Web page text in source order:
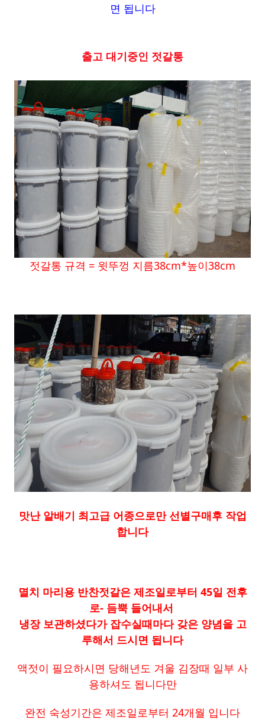
면 됩니다
출고 대기중인 젓갈통
젓갈통 규격 = 윗뚜껑 지름38cm*높이38cm
맛난 알배기 최고급 어종으로만 선별구매후 작업
합니다
멸치 마리용 반찬젓갈은 제조일로부터 45일 전후
로- 듬뿍 들어내서
냉장 보관하셨다가 잡수실때마다 갖은 양념을 고
루해서 드시면 됩니다
액젓이 필요하시면 당해년도 겨울 김장때 일부 사
용하셔도 됩니다만
완전 숙성기간은 제조일로부터 24개월 입니다